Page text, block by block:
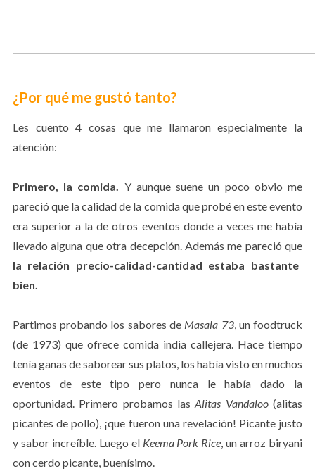
¿Por qué me gustó tanto?
Les cuento 4 cosas que me llamaron especialmente la
atención:
Primero, la comida. Y aunque suene un poco obvio me
pareció que la calidad de la comida que probé en este evento
era superior a la de otros eventos donde a veces me había
llevado alguna que otra decepción. Además me pareció que
la relación precio-calidad-cantidad estaba bastante
bien.
Partimos probando los sabores de Masala 73, un foodtruck
(de 1973) que ofrece comida india callejera. Hace tiempo
tenía ganas de saborear sus platos, los había visto en muchos
eventos de este tipo pero nunca le había dado la
oportunidad. Primero probamos lasAlitas Vandaloo(alitas
picantes de pollo), ¡que fueron una revelación! Picante justo
y sabor increíble. Luego el Keema Pork Rice, un arroz biryani
con cerdo picante, buenísimo.